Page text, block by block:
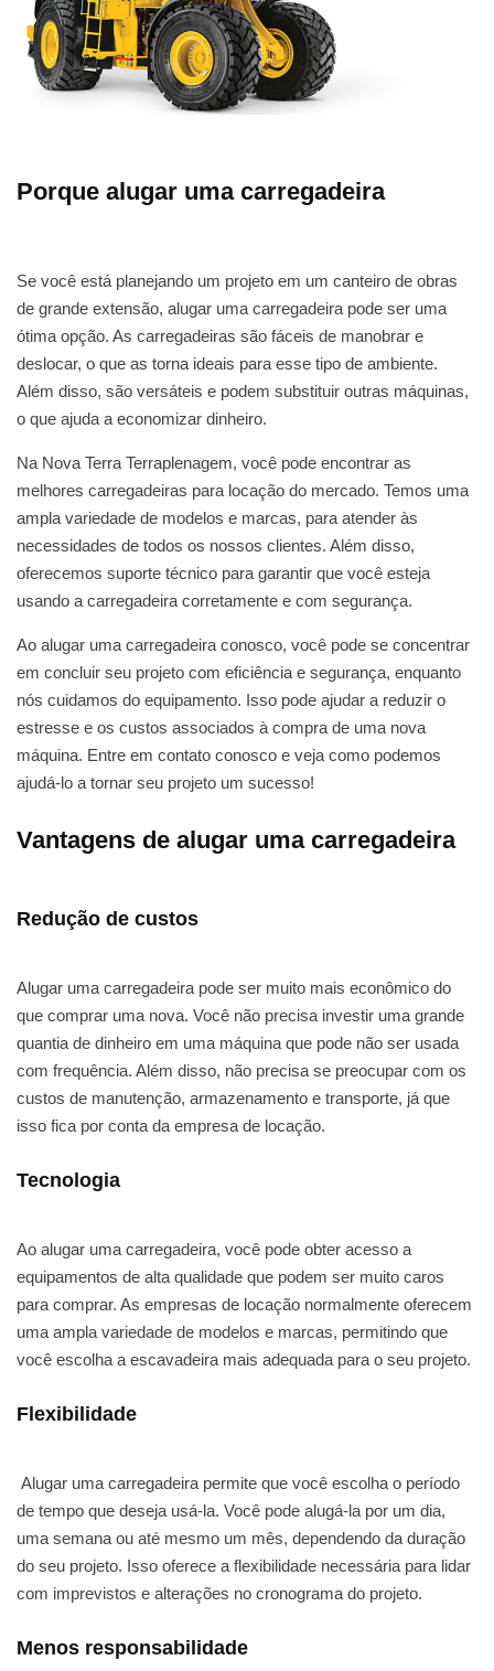
Porque alugar uma carregadeira
Se você está planejando um projeto em um canteiro de obras
de grande extensão, alugar uma carregadeira pode ser uma
ótima opção. As carregadeiras são fáceis de manobrar e
deslocar, o que as torna ideais para esse tipo de ambiente.
Além disso, são versáteis e podem substituir outras máquinas,
o que ajuda a economizar dinheiro.
Na Nova Terra Terraplenagem, você pode encontrar as
melhores carregadeiras para locação do mercado. Temos uma
ampla variedade de modelos e marcas, para atender às
necessidades de todos os nossos clientes. Além disso,
oferecemos suporte técnico para garantir que você esteja
usando a carregadeira corretamente e com segurança.
Ao alugar uma carregadeira conosco, você pode se concentrar
em concluir seu projeto com eficiência e segurança, enquanto
nós cuidamos do equipamento. Isso pode ajudar a reduzir o
estresse e os custos associados à compra de uma nova
máquina. Entre em contato conosco e veja como podemos
ajudá-lo a tornar seu projeto um sucesso!
Vantagens de alugar uma carregadeira
Redução de custos
Alugar uma carregadeira pode ser muito mais econômico do
que comprar uma nova. Você não precisa investir uma grande
quantia de dinheiro em uma máquina que pode não ser usada
com frequência. Além disso, não precisa se preocupar com os
custos de manutenção, armazenamento e transporte, já que
isso fica por conta da empresa de locação.
Tecnologia
Ao alugar uma carregadeira, você pode obter acesso a
equipamentos de alta qualidade que podem ser muito caros
para comprar. As empresas de locação normalmente oferecem
uma ampla variedade de modelos e marcas, permitindo que
você escolha a escavadeira mais adequada para o seu projeto.
Flexibilidade
Alugar uma carregadeira permite que você escolha o período
de tempo que deseja usá-la. Você pode alugá-la por um dia,
uma semana ou até mesmo um mês, dependendo da duração
do seu projeto. Isso oferece a flexibilidade necessária para lidar
com imprevistos e alterações no cronograma do projeto.
Menos responsabilidade